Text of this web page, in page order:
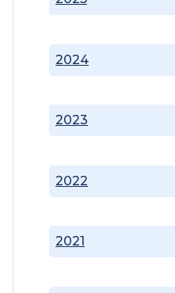
2021
2022
2023
2024